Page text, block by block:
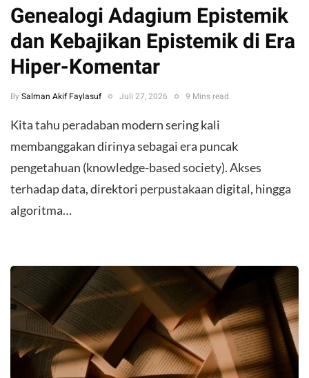
Genealogi Adagium Epistemik
dan Kebajikan Epistemik di Era
Hiper-Komentar
By Salman Akif Faylasuf Juli 27, 2026 9 Mins read
Kita tahu peradaban modern sering kali
membanggakan dirinya sebagai era puncak
pengetahuan (knowledge-based society). Akses
terhadap data, direktori perpustakaan digital, hingga
algoritma…